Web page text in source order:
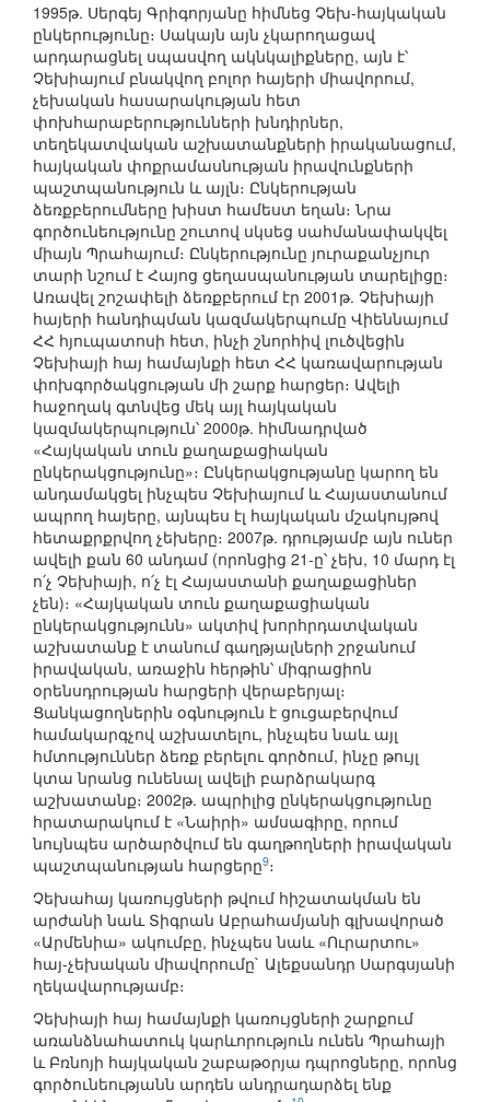
1995թ. Սերգեյ Գրիգորյանը հիմնեց Չեխ-հայկական
ընկերությունը։ Սակայն այն չկարողացավ
արդարացնել սպասվող ակնկալիքները, այն է՝
Չեխիայում բնակվող բոլոր հայերի միավորում,
չեխական հասարակության հետ
փոխհարաբերությունների խնդիրներ,
տեղեկատվական աշխատանքների իրականացում,
հայկական փոքրամասնության իրավունքների
պաշտպանություն և այլն։ Ընկերության
ձեռքբերումները խիստ համեստ եղան։ Նրա
գործունեությունը շուտով սկսեց սահմանափակվել
միայն Պրահայում։ Ընկերությունը յուրաքանչյուր
տարի նշում է Հայոց ցեղասպանության տարելիցը։
Առավել շոշափելի ձեռքբերում էր 2001թ. Չեխիայի
հայերի հանդիպման կազմակերպումը Վիեննայում
ՀՀ հյուպատոսի հետ, ինչի շնորհիվ լուծվեցին
Չեխիայի հայ համայնքի հետ ՀՀ կառավարության
փոխգործակցության մի շարք հարցեր։ Ավելի
հաջողակ գտնվեց մեկ այլ հայկական
կազմակերպություն՝ 2000թ. հիմնադրված
«Հայկական տուն քաղաքացիական
ընկերակցությունը»։ Ընկերակցությանը կարող են
անդամակցել ինչպես Չեխիայում և Հայաստանում
ապրող հայերը, այնպես էլ հայկական մշակույթով
հետաքրքրվող չեխերը։ 2007թ. դրությամբ այն ուներ
ավելի քան 60 անդամ (որոնցից 21-ը՝ չեխ, 10 մարդ էլ
ո՛չ Չեխիայի, ո՛չ էլ Հայաստանի քաղաքացիներ
չեն)։ «Հայկական տուն քաղաքացիական
ընկերակցությունն» ակտիվ խորհրդատվական
աշխատանք է տանում գաղթյալների շրջանում
իրավական, առաջին հերթին՝ միգրացիոն
օրենսդրության հարցերի վերաբերյալ։
Ցանկացողներին օգնություն է ցուցաբերվում
համակարգչով աշխատելու, ինչպես նաև այլ
հմտություններ ձեռք բերելու գործում, ինչը թույլ
կտա նրանց ունենալ ավելի բարձրակարգ
աշխատանք։ 2002թ. ապրիլից ընկերակցությունը
հրատարակում է «Նաիրի» ամսագիրը, որում
նույնպես արծարծվում են գաղթողների իրավական
պաշտպանության հարցերը9։
Չեխահայ կառույցների թվում հիշատակման են
արժանի նաև Տիգրան Աբրահամյանի գլխավորած
«Արմենիա» ակումբը, ինչպես նաև «Ուրարտու»
հայ-չեխական միավորումը` Ալեքսանդր Սարգսյանի
ղեկավարությամբ։
Չեխիայի հայ համայնքի կառույցների շարքում
առանձնահատուկ կարևորություն ունեն Պրահայի
և Բռնոյի հայկական շաբաթօրյա դպրոցները, որոնց
գործունեությանն արդեն անդրադարձել ենք